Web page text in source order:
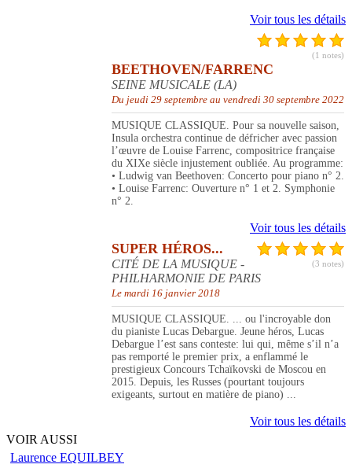
Voir tous les détails
(1 notes)
BEETHOVEN/FARRENC
SEINE MUSICALE (LA)
Du jeudi 29 septembre au vendredi 30 septembre 2022
MUSIQUE CLASSIQUE. Pour sa nouvelle saison,
Insula orchestra continue de défricher avec passion
l’œuvre de Louise Farrenc, compositrice française
du XIXe siècle injustement oubliée. Au programme:
• Ludwig van Beethoven: Concerto pour piano n° 2.
• Louise Farrenc: Ouverture n° 1 et 2. Symphonie
n° 2.
Voir tous les détails
(3 notes)
SUPER HÉROS...
CITÉ DE LA MUSIQUE -
PHILHARMONIE DE PARIS
Le mardi 16 janvier 2018
MUSIQUE CLASSIQUE. ... ou l'incroyable don
du pianiste Lucas Debargue. Jeune héros, Lucas
Debargue l’est sans conteste: lui qui, même s’il n’a
pas remporté le premier prix, a enflammé le
prestigieux Concours Tchaïkovski de Moscou en
2015. Depuis, les Russes (pourtant toujours
exigeants, surtout en matière de piano) ...
Voir tous les détails
VOIR AUSSI
Laurence EQUILBEY